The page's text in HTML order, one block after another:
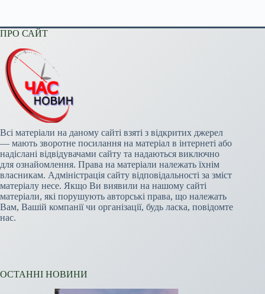
ПРО САЙТ
Всі матеріали на даному сайті взяті з відкритих джерел
— мають зворотне посилання на матеріал в інтернеті або
надіслані відвідувачами сайту та надаються виключно
для ознайомлення. Права на матеріали належать їхнім
власникам. Адміністрація сайту відповідальності за зміст
матеріалу несе. Якщо Ви виявили на нашому сайті
матеріали, які порушують авторські права, що належать
Вам, Вашій компанії чи організації, будь ласка, повідомте
нас.
ОСТАННІ НОВИНИ